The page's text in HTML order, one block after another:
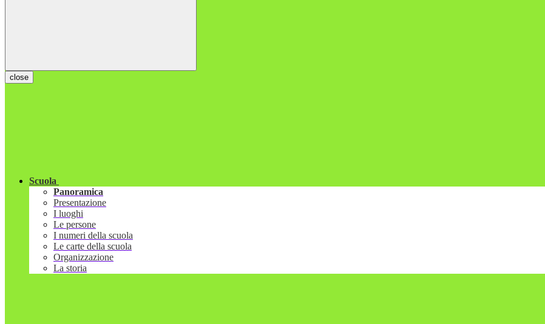
close
Scuola
Panoramica
Presentazione
I luoghi
Le persone
I numeri della scuola
Le carte della scuola
Organizzazione
La storia